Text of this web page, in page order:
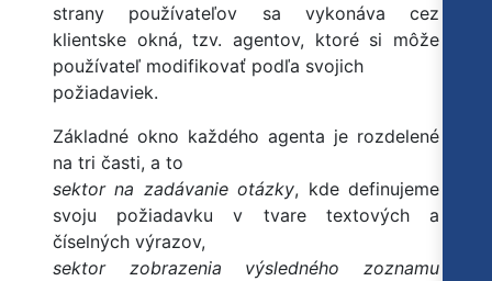
strany používateľov sa vykonáva cez
klientske okná, tzv. agentov, ktoré si môže
používateľ modifikovať podľa svojich
požiadaviek.
Základné okno každého agenta je rozdelené
na tri časti, a to
sektor na zadávanie otázky, kde definujeme
svoju požiadavku v tvare textových a
číselných výrazov,
sektor zobrazenia výsledného zoznamu